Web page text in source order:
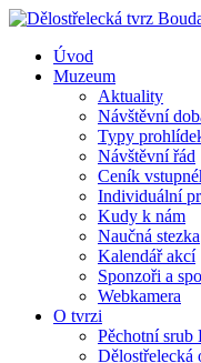
Úvod
Muzeum
Aktuality
Návštěvní
Typy
Návštěvní řád
Ceník
Individuální
Kudy k nám
Naučná stezka
Kalendář akcí
Sponzoři a
Webkamera
O tvrzi
Pěchotní srub
Dělostřelecká